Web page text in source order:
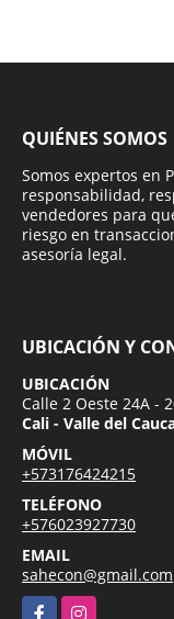
QUIÉNES SOMOS
Somos expertos en
responsabilidad,
vendedores para
riesgo en
asesoría legal.
UBICACIÓN Y
UBICACIÓN
Calle 2 Oeste 24A -
Cali - Valle del
MÓVIL
+573176424215
TELÉFONO
+576023927730
EMAIL
sahecon@gmail.com
FacebookInstagram